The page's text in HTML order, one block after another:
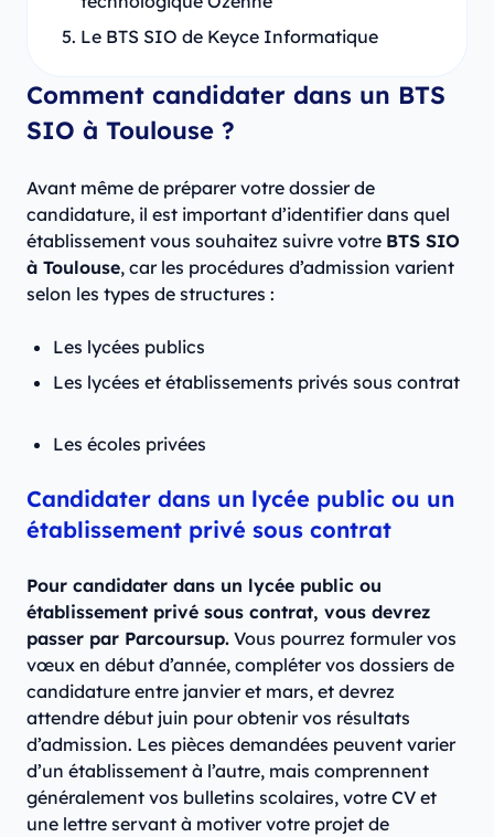
Le BTS SIO de Keyce Informatique
Comment candidater dans un BTS
SIO à Toulouse ?
Avant même de préparer votre dossier de
candidature, il est important d’identifier dans quel
établissement vous souhaitez suivre votre BTS SIO
à Toulouse, car les procédures d’admission varient
selon les types de structures :
Les lycées publics
Les lycées et établissements privés sous contrat
Les écoles privées
Candidater dans un lycée public ou un
établissement privé sous contrat
Pour candidater dans un lycée public ou
établissement privé sous contrat, vous devrez
passer par Parcoursup. Vous pourrez formuler vos
vœux en début d’année, compléter vos dossiers de
candidature entre janvier et mars, et devrez
attendre début juin pour obtenir vos résultats
d’admission. Les pièces demandées peuvent varier
d’un établissement à l’autre, mais comprennent
généralement vos bulletins scolaires, votre CV et
une lettre servant à motiver votre projet de